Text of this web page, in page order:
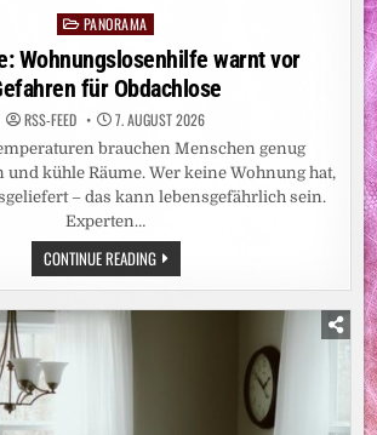
DIE
ANTWORT
PostedPANORAMA
Wohnungslosenhilfe warnt vor
für Obdachlose
RSS-FEED 7. AUGUST 2026
brauchen Menschen genug
und kühle Räume. Wer keine Wohnung hat,
– das kann lebensgefährlich sein.
Experten…
CONTINUE READINGHITZEWELLE:
WOHNUNGSLOSENHILFE
WARNT